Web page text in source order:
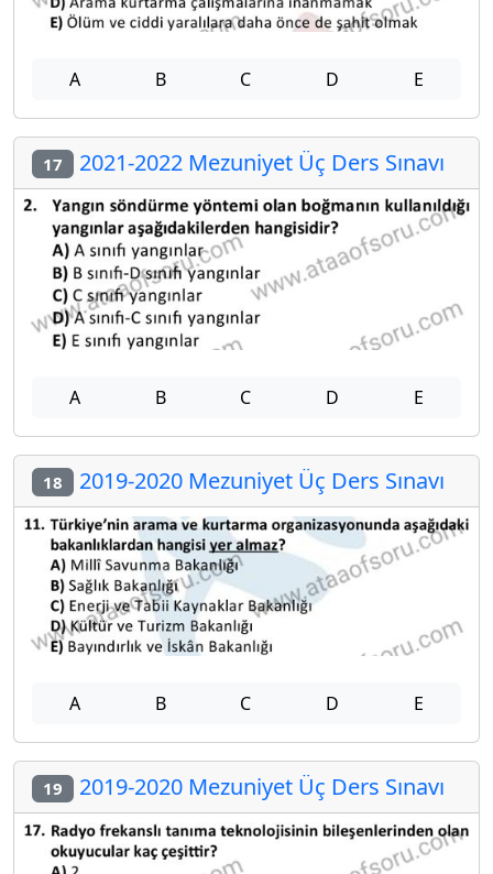
A B C D E
17 2021-2022 Mezuniyet Üç Ders Sınavı
A B C D E
18 2019-2020 Mezuniyet Üç Ders Sınavı
A B C D E
19 2019-2020 Mezuniyet Üç Ders Sınavı